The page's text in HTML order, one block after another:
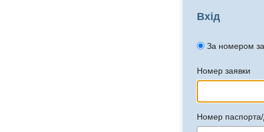
Вхід
За номером
Номер заявки
Номер